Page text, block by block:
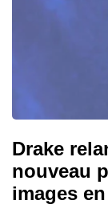
Drake
nouveau
images